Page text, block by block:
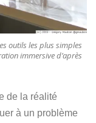
outils les plus simples
immersive d’après
de la réalité
à un problème